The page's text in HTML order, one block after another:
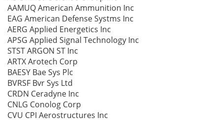
AAMUQ American Ammunition Inc
EAG American Defense Systms Inc
AERG Applied Energetics Inc
APSG Applied Signal Technology Inc
STST ARGON ST Inc
ARTX Arotech Corp
BAESY Bae Sys Plc
BVRSF Bvr Sys Ltd
CRDN Ceradyne Inc
CNLG Conolog Corp
CVU CPI Aerostructures Inc